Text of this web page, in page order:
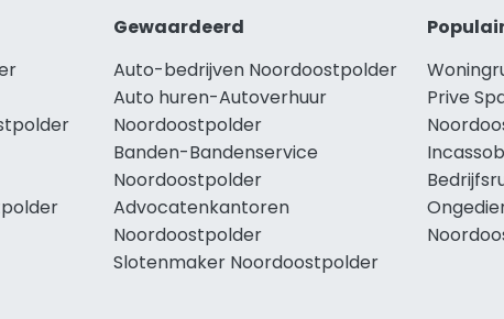
Gewaardeerd
Auto-bedrijven Noordoostpolder
Auto huren-Autoverhuur
Noordoostpolder
Banden-Bandenservice
Noordoostpolder
Advocatenkantoren
Noordoostpolder
Slotenmaker Noordoostpolder
Prive